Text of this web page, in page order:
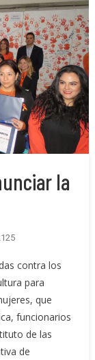
la
contra los
para
que
funcionarios
de las
de